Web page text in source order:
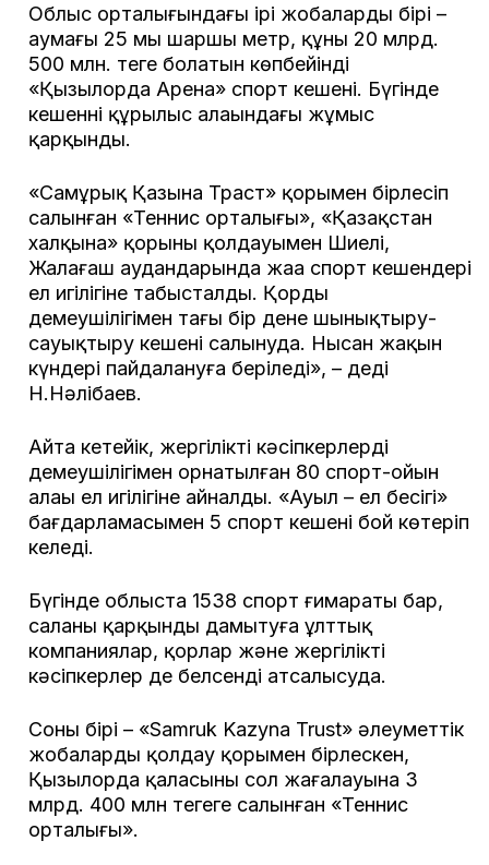
Облыс орталығындағы ірі жобалардың бірі –
аумағы 25 мың шаршы метр, құны 20 млрд.
500 млн. теңге болатын көпбейінді
«Қызылорда Арена» спорт кешені. Бүгінде
кешеннің құрылыс алаңындағы жұмыс
қарқынды.
«Самұрық Қазына Траст» қорымен бірлесіп
салынған «Теннис орталығы», «Қазақстан
халқына» қорының қолдауымен Шиелі,
Жалағаш аудандарында жаңа спорт кешендері
ел игілігіне табысталды. Қордың
демеушілігімен тағы бір дене шынықтыру-
сауықтыру кешені салынуда. Нысан жақын
күндері пайдалануға беріледі», – деді
Н.Нәлібаев.
Айта кетейік, жергілікті кәсіпкерлердің
демеушілігімен орнатылған 80 спорт-ойын
алаңы ел игілігіне айналды. «Ауыл – ел бесігі»
бағдарламасымен 5 спорт кешені бой көтеріп
келеді.
Бүгінде облыста 1538 спорт ғимараты бар,
саланы қарқынды дамытуға ұлттық
компаниялар, қорлар және жергілікті
кәсіпкерлер де белсенді атсалысуда.
Соның бірі – «Samruk Kazyna Trust» әлеуметтік
жобаларды қолдау қорымен бірлескен,
Қызылорда қаласының сол жағалауына 3
млрд. 400 млн теңгеге салынған «Теннис
орталығы».